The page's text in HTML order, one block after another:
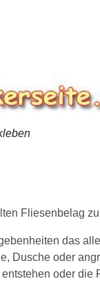
Fliesenbelag
das
Dusche oder
oder